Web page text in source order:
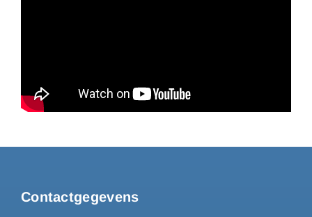
Contactgegevens